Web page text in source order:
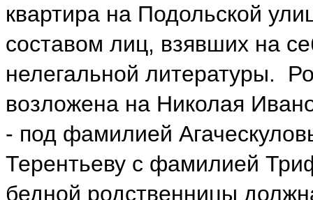
квартира на Подольской
составом лиц, взявших на
нелегальной литературы.
возложена на Николая
- под фамилией
Терентьеву с фамилией
бедной родственницы